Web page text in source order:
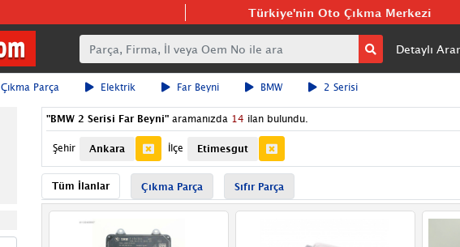
Türkiye'nin Oto Çıkma Merkezi
Detaylı
Çıkma Parça Elektrik Far Beyni BMW 2 Serisi
"BMW 2 Serisi Far Beyni" aramanızda 14 ilan bulundu.
Şehir Ankara İlçe Etimesgut
Tüm İlanlar Çıkma Parça Sıfır Parça